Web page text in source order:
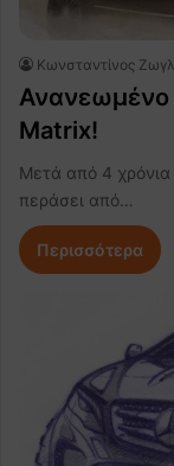
Κωνσταντίνος
Ανανεωμένο
Matrix!
Μετά από 4
περάσει από…
Περισσότερα